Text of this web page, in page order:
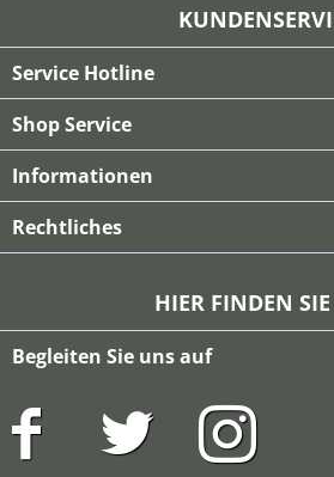
Service Hotline
Shop Service
Informationen
Rechtliches
HIER FINDEN
Begleiten Sie uns auf